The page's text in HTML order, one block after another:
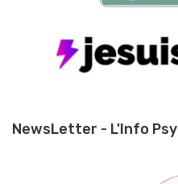
NewsLetter - L'Info Psy